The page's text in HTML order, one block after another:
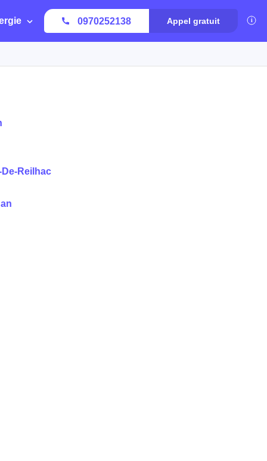
0970252138 Appel gratuit
Reilhac